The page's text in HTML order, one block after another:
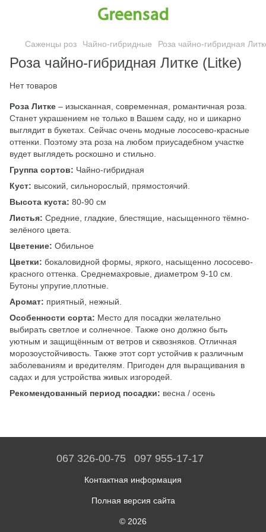
Саженцы роз Чайно-гибридные Роза чайно-гибридная
Роза чайно-гибридная Литке (Litke)
Нет товаров
Роза Литке – изысканная, современная, романтичная роза.
Станет украшением не только в Вашем саду, но и шикарно
выглядит в букетах. Сейчас очень модные лососево-красные
оттенки. Поэтому эта роза на любом приусадебном участке
вудет выглядеть роскошно и стильно.
Группа сортов: Чайно-гибридная
Куст: высокий, сильнорослый, прямостоячий.
Высота куста: 80-90 см
Листья: Средние, гладкие, блестящие, насыщенного тёмно-
зелёного цвета.
Цветение: Обильное
Цветки: бокаловидной формы, яркого, насыщенно лососево-
красного оттенка. Среднемахровые, диаметром 9-10 см.
Бутоны упругие,плотные.
Аромат: приятный, нежный.
Особенности сорта: Место для посадки желательно
выбирать светлое и солнечное. Также оно должно быть
уютным и защищённым от ветров и сквозняков. Отличная
морозоустойчивость. Также этот сорт устойчив к различным
заболеваниям и вредителям. Пригоден для выращивания в
садах и для устройства живых изгородей.
Рекомендованный период посадки: весна / осень
067 326-00-75 097 955-17-17
Контактная информация
Полная версия сайта
© 2026